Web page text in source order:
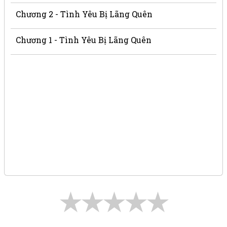
Chương 2 - Tình Yêu Bị Lãng Quên
Chương 1 - Tình Yêu Bị Lãng Quên
★
★
★
★
★